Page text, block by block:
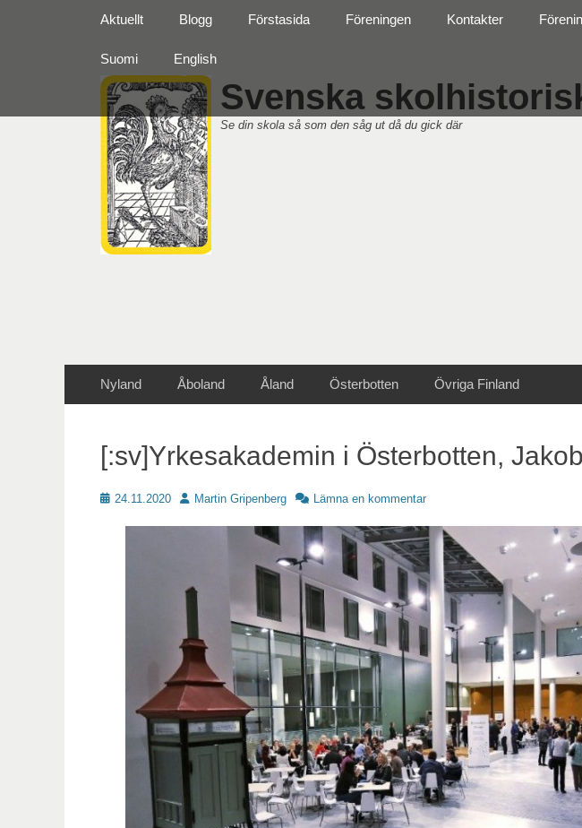
Svenska
Se din skola så som den såg ut då du gick där
Primär meny
innehåll
Aktuellt Blogg Förstasida Föreningen Kontakter
Suomi English
Sekundär meny
Nyland Åboland Åland Österbotten Övriga Finland
[:sv]Yrkesakademin i Österbotten,
Publicerat
24.11.2020 Författare
Martin Gripenberg Lämna en kommentar